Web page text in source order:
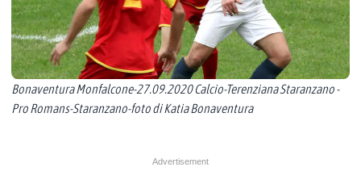
Bonaventura Monfalcone-27.09.2020 Calcio-Terenziana Staranzano -
Pro Romans-Staranzano-foto di Katia Bonaventura